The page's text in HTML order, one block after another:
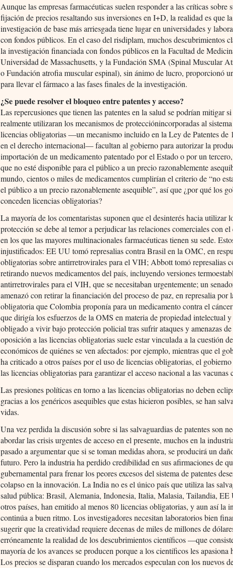
Aunque las empresas farmacéuticas suelen responder a las críticas sobre
fijación de precios resaltando sus inversiones en I+D, la realidad es que
investigación de base más arriesgada tiene lugar en universidades y
con fondos públicos. En el caso del risdiplam, muchos descubrimientos
la investigación financiada con fondos públicos en la Facultad de
Universidad de Massachusetts, y la Fundación SMA (Spinal Muscular
o Fundación atrofia muscular espinal), sin ánimo de lucro, proporcionó
para llevar el fármaco a las fases finales de la investigación.
¿Se puede resolver el bloqueo entre patentes y acceso?
Las repercusiones que tienen las patentes en la salud se podrían mitigar
realmente utilizaran los mecanismos de protecciónincorporadas al
licencias obligatorias —un mecanismo incluido en la Ley de Patentes de
en el derecho internacional— facultan al gobierno para autorizar la
importación de un medicamento patentado por el Estado o por un
que no esté disponible para el público a un precio razonablemente
mundo, cientos o miles de medicamentos cumplirían el criterio de “no
el público a un precio razonablemente asequible”, así que ¿por qué los
conceden licencias obligatorias?
La mayoría de los comentaristas suponen que el desinterés hacia utilizar
protección se debe al temor a perjudicar las relaciones comerciales con
en los que las mayores multinacionales farmacéuticas tienen su sede.
injustificados: EE UU tomó represalias contra Brasil en la OMC, en
obligatorias sobre antirretrovirales para el VIH; Abbott tomó represalias
retirando nuevos medicamentos del país, incluyendo versiones
antirretrovirales para el VIH, que se necesitaban urgentemente; un
amenazó con retirar la financiación del proceso de paz, en represalia por
obligatoria que Colombia proponía para un medicamento contra el
que dirigía los esfuerzos de la OMS en materia de propiedad intelectual
obligado a vivir bajo protección policial tras sufrir ataques y amenazas
oposición a las licencias obligatorias suele estar vinculada a la cuestión
económicos de quiénes se ven afectados: por ejemplo, mientras que el
ha criticado a otros países por el uso de licencias obligatorias, el
las licencias obligatorias para garantizar el acceso nacional a las vacunas
Las presiones políticas en torno a las licencias obligatorias no deben
gracias a los genéricos asequibles que estas hicieron posibles, se han
vidas.
Una vez perdida la discusión sobre si las salvaguardias de patentes son
abordar las crisis urgentes de acceso en el presente, muchos en la
pasado a argumentar que si se toman medidas ahora, se producirá un
futuro. Pero la industria ha perdido credibilidad en sus afirmaciones de
gubernamental para frenar los peores excesos del sistema de patentes
colapso en la innovación. La India no es el único país que utiliza las
salud pública: Brasil, Alemania, Indonesia, Italia, Malasia, Tailandia,
otros países, han emitido al menos 80 licencias obligatorias, y aun así la
continúa a buen ritmo. Los investigadores necesitan laboratorios bien
sugerir que la creatividad requiere decenas de miles de millones de
erróneamente la realidad de los descubrimientos científicos —que
mayoría de los avances se producen porque a los científicos les
Los precios se disparan cuando los mercados especulan con los nuevos